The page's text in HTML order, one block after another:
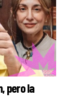
pero la